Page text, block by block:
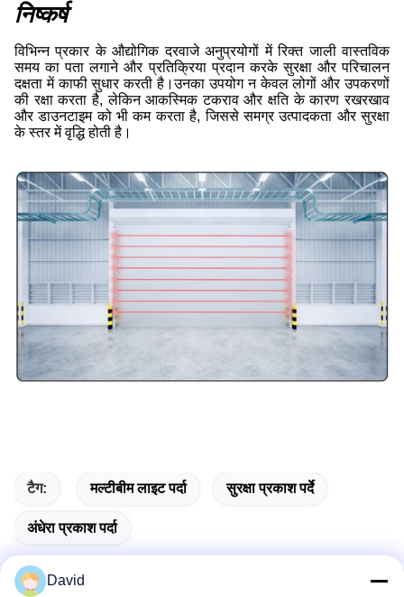
निष्कर्ष
विभिन्न प्रकार के औद्योगिक दरवाजे अनुप्रयोगों में रिक्त जाली वास्तविक
समय का पता लगाने और प्रतिक्रिया प्रदान करके सुरक्षा और परिचालन
दक्षता में काफी सुधार करती है।उनका उपयोग न केवल लोगों और उपकरणों
की रक्षा करता है, लेकिन आकस्मिक टकराव और क्षति के कारण रखरखाव
और डाउनटाइम को भी कम करता है, जिससे समग्र उत्पादकता और सुरक्षा
के स्तर में वृद्धि होती है।
टैग: मल्टीबीम लाइट पर्दा सुरक्षा प्रकाश पर्दे
अंधेरा प्रकाश पर्दा
David